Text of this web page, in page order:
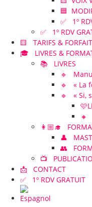
🟦
✅ 1º
✅ 1º RDV
🟨 TARIFS &
🎓 LIVRES &
📚 LIVRES
🔹
🔹 « La
🔹 « Si,
🔸
👩🏼‍🎓
👤
👥
📺
📩 CONTACT
✅ 1º RDV GRATUIT